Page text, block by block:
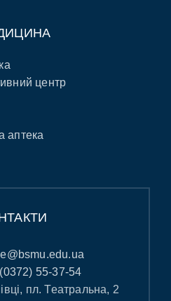
центр
аптека
(0372) 55-37-54
пл. Театральна, 2